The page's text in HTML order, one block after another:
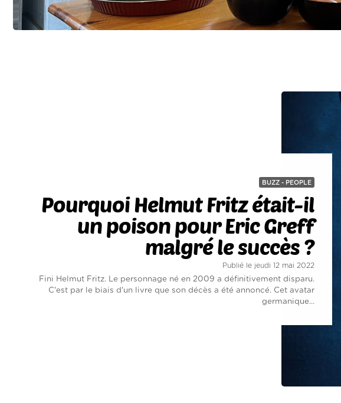
BUZZ - PEOPLE
Pourquoi Helmut Fritz était-il
un poison pour Eric Greff
malgré le succès ?
Publié le jeudi 12 mai 2022
Fini Helmut Fritz. Le personnage né en 2009 a définitivement disparu.
C'est par le biais d'un livre que son décès a été annoncé. Cet avatar
germanique...